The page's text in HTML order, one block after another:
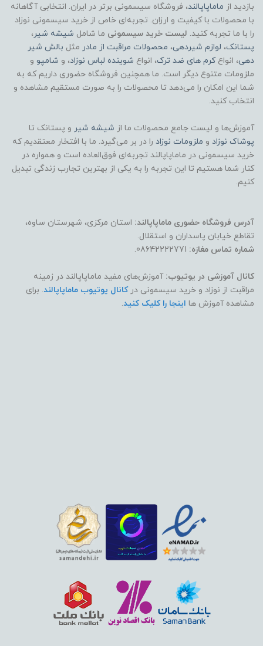
بازدید از ماماپاپالند، فروشگاه سیسمونی برتر در ایران. انتخابی آگاهانه
با محصولات با کیفیت و ارزان. تجربه‌ای خاص از خرید سیسمونی نوزاد
را با ما تجربه کنید. لیست خرید سیسمونی ما شامل شیشه شیر،
پستانک، لوازم شیردهی، محصولات مراقبت از مادر مثل بالش شیر
دهی، انواعکرم های ضد ترک، انواع شوینده لباس نوزاد، و شامپو و
ملزومات متنوع دیگر است. ما همچنین فروشگاه حضوری داریم که به
شما این امکان را می‌دهد تا محصولات را به صورت مستقیم مشاهده و
انتخاب کنید.
آموزش‌ها و لیست جامع محصولات ما از شیشه شیر و پستانک تا
پوشاک نوزاد و ملزومات نوزاد را در بر می‌گیرد. ما با افتخار معتقدیم که
خرید سیسمونی در ماماپاپالند تجربه‌ای فوق‌العاده است و همواره در
کنار شما هستیم تا این تجربه را به یکی از بهترین تجارب زندگی تبدیل
کنیم.
آدرس فروشگاه حضوری ماماپاپالند: استان مرکزی، شهرستان ساوه،
تقاطع خیابان پاسداران و استقلال.
شماره تماس مغازه:
کانال آموزشی در یوتیوب: آموزش‌های مفید ماماپاپالند در زمینه
مراقبت از نوزاد و خرید سیسمونی درکانال یوتیوب ماماپاپالند. برای
مشاهده آموزش ها اینجا را کلیک کنید.